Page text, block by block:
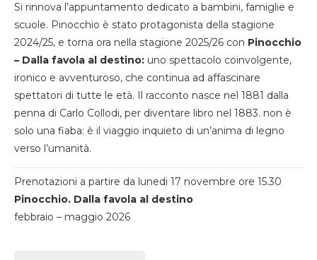
Si rinnova l’appuntamento dedicato a bambini, famiglie e
scuole. Pinocchio è stato protagonista della stagione
2024/25, e torna ora nella stagione 2025/26 con Pinocchio
– Dalla favola al destino: uno spettacolo coinvolgente,
ironico e avventuroso, che continua ad affascinare
spettatori di tutte le età. Il racconto nasce nel 1881 dalla
penna di Carlo Collodi, per diventare libro nel 1883. non è
solo una fiaba: è il viaggio inquieto di un’anima di legno
verso l’umanità.
Prenotazioni a partire da lunedi 17 novembre ore 15.30
Pinocchio. Dalla favola al destino
febbraio – maggio 2026